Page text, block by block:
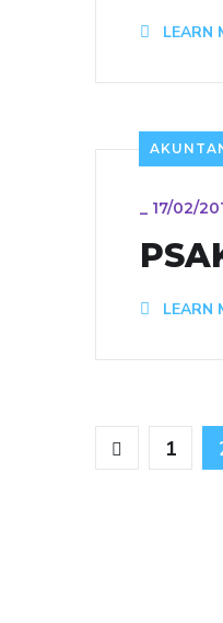
LEARN
_ 17/02/
LEARN
1